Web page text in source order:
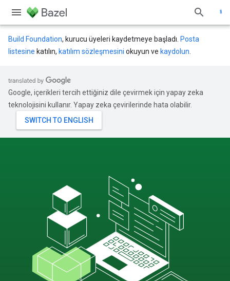
Build Foundation, kurucu üyeleri kaydetmeye başladı. Posta
listesine katılın, katılım sözleşmesini okuyun ve kaydolun
Google, içerikleri tercih ettiğiniz dile çevirmek için yapay zeka
teknolojisini kullanır. Yapay zeka çevirilerinde hata olabilir.